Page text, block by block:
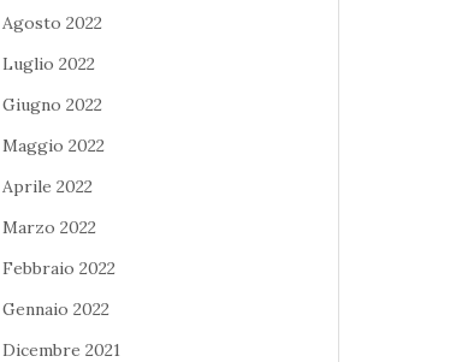
Agosto 2022
Luglio 2022
Giugno 2022
Maggio 2022
Aprile 2022
Marzo 2022
Febbraio 2022
Gennaio 2022
Dicembre 2021